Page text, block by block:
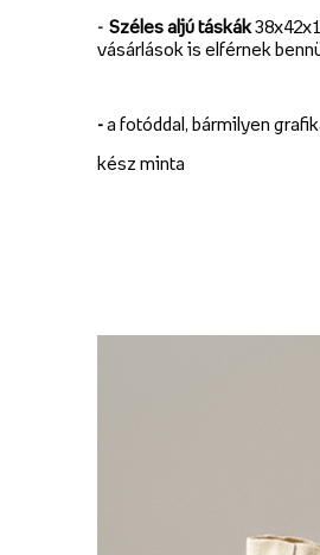
- Széles aljú táskák
vásárlások is elférnek
-a fotóddal, bármilyen
kész minta